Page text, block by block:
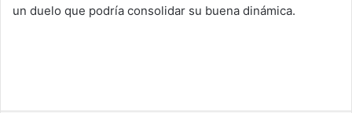
un duelo que podría consolidar su buena dinámica.